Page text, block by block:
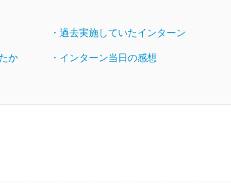
・過去実施していたインターン
か ・インターン当日の感想